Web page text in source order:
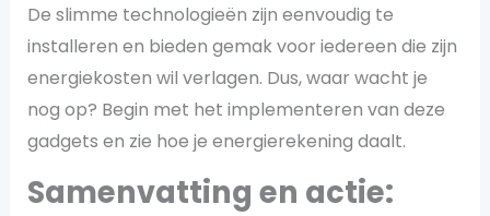
De slimme technologieën zijn eenvoudig te
installeren en bieden gemak voor iedereen die zijn
energiekosten wil verlagen. Dus, waar wacht je
nog op? Begin met het implementeren van deze
gadgets en zie hoe je energierekening daalt.
Samenvatting en actie: